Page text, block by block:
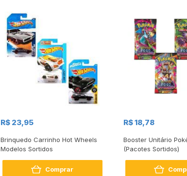
R$ 23,95
Brinquedo Carrinho Hot Wheels
Modelos Sortidos
Comprar
R$ 18,78
Booster Unitário
(Pacotes Sortidos)